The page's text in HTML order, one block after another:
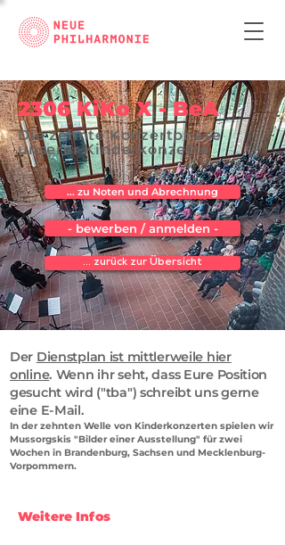
2306 KiKo X - BeA
Die zehnte Konzertphase
unserer Kinderkonzerte
... zu Noten und Abrechnung
- bewerben / anmelden -
... zurück zur Übersicht
Der Dienstplan ist mittlerweile hier
online. Wenn ihr seht, dass Eure Position
gesucht wird ("tba") schreibt uns gerne
eine E-Mail.
In der zehnten Welle von Kinderkonzerten spielen wir
Mussorgskis "Bilder einer Ausstellung" für zwei
Wochen in Brandenburg, Sachsen und Mecklenburg-
Vorpommern.
Weitere Infos